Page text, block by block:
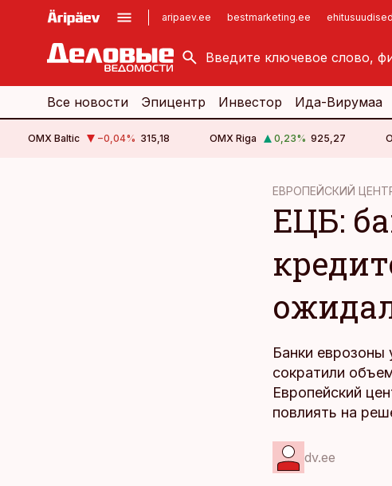
aripaev.ee bestmarketing.ee
kinnisvarauudised.ee
logistikauudised.ee
imelineajalugu.ee
Все новости Эпицентр Инвестор Ида-Вирумаа
OMX Baltic −0,04% 315,18 OMX Riga 0,23% 925,27
ЕВРОПЕЙСКИЙ
ЕЦБ:
Банки еврозоны
сократили
Европейский
повлиять на
dv.ee